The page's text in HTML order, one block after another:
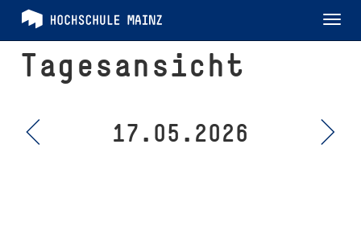
Tagesansicht
17.05.2026